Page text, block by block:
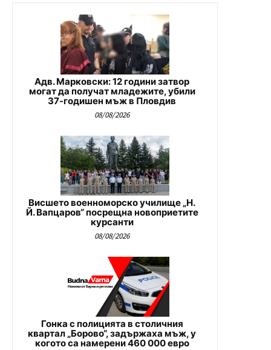
Адв. Марковски: 12 години затвор
могат да получат младежите, убили
37-годишен мъж в Пловдив
08/08/2026
Висшето военноморско училище „Н.
Й. Вапцаров“ посрещна новоприетите
курсанти
08/08/2026
Гонка с полицията в столичния
квартал „Борово“, задържаха мъж, у
когото са намерени 460 000 евро